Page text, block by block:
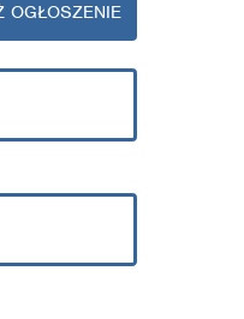
OGŁOSZENIE